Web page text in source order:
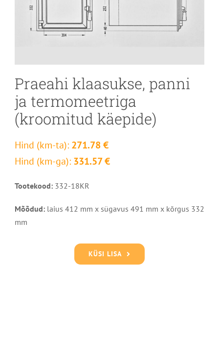
Praeahi klaasukse, panni
ja termomeetriga
(kroomitud käepide)
Hind (km-ta): 271.78 €
Hind (km-ga): 331.57 €
Tootekood: 332-18KR
Mõõdud: laius 412 mm x sügavus 491 mm x kõrgus 332
mm
KÜSI LISA